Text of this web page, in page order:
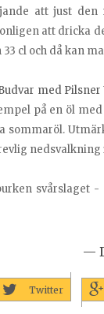
att just den
att dricka
cl och då kan
med Pilsner
på en öl
sommaröl.
nedsvalkning
svårslaget -
—
Twitter